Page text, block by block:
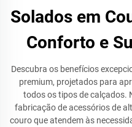
Solados em
Conforto e
Descubra os benefícios
premium, projetados para
todos os tipos de calçados.
fabricação de acessórios de
couro que atendem às